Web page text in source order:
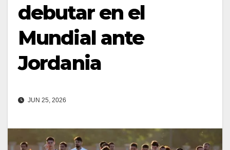
debutar en el
Mundial ante
Jordania
JUN 25, 2026